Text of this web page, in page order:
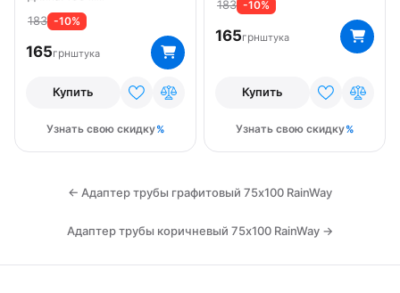
183 -10%
165грнштука
Купить
Узнать свою скидку
183 -10%
165грнштука
Купить
Узнать свою скидку
← Адаптер трубы графитовый 75х100 RainWay
Адаптер трубы коричневый 75х100 RainWay →